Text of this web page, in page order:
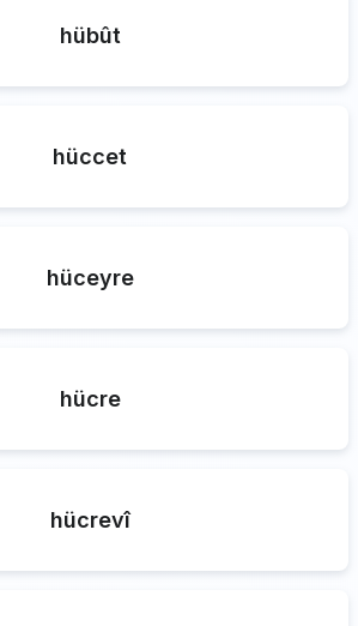
hübût
hüccet
hüceyre
hücre
hücrevî